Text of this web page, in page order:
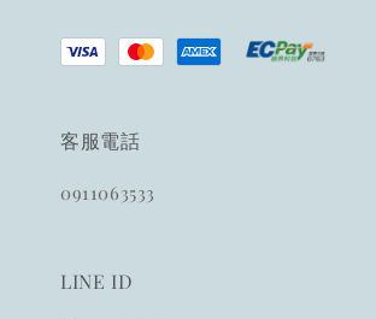
客服電話
0911063533
LINE ID